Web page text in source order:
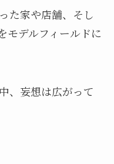
た家や店舗、そし
モデルフィールドに
、妄想は広がって